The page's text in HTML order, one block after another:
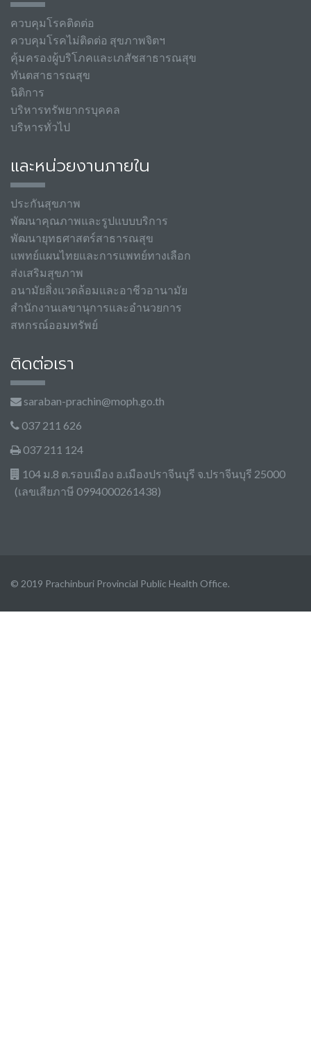
ควบคุมโรคติดต่อ
ควบคุมโรคไม่ติดต่อ สุขภาพจิตฯ
คุ้มครองผู้บริโภคและเภสัชสาธารณสุข
ทันตสาธารณสุข
นิติการ
บริหารทรัพยากรบุคคล
บริหารทั่วไป
และหน่วยงานภายใน
ประกันสุขภาพ
พัฒนาคุณภาพและรูปแบบบริการ
พัฒนายุทธศาสตร์สาธารณสุข
แพทย์แผนไทยและการแพทย์ทางเลือก
ส่งเสริมสุขภาพ
อนามัยสิ่งแวดล้อมและอาชีวอานามัย
สำนักงานเลขานุการและอำนวยการ
สหกรณ์ออมทรัพย์
ติดต่อเรา
saraban-prachin@moph.go.th
037 211 626
037 211 124
104 ม.8 ต.รอบเมือง อ.เมืองปราจีนบุรี จ.ปราจีนบุรี 25000
(เลขเสียภาษี 0994000261438)
© 2019 Prachinburi Provincial Public Health Office.